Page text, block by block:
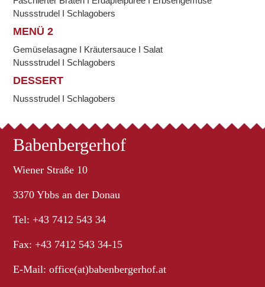
Nussstrudel I Schlagobers
MENÜ 2
Gemüselasagne I Kräutersauce I Salat
Nussstrudel I Schlagobers
DESSERT
Nussstrudel I Schlagobers
Babenbergerhof
Wiener Straße 10
3370 Ybbs an der Donau
Tel: +43 7412 543 34
Fax: +43 7412 543 34-15
E-Mail:office(at)babenbergerhof.at